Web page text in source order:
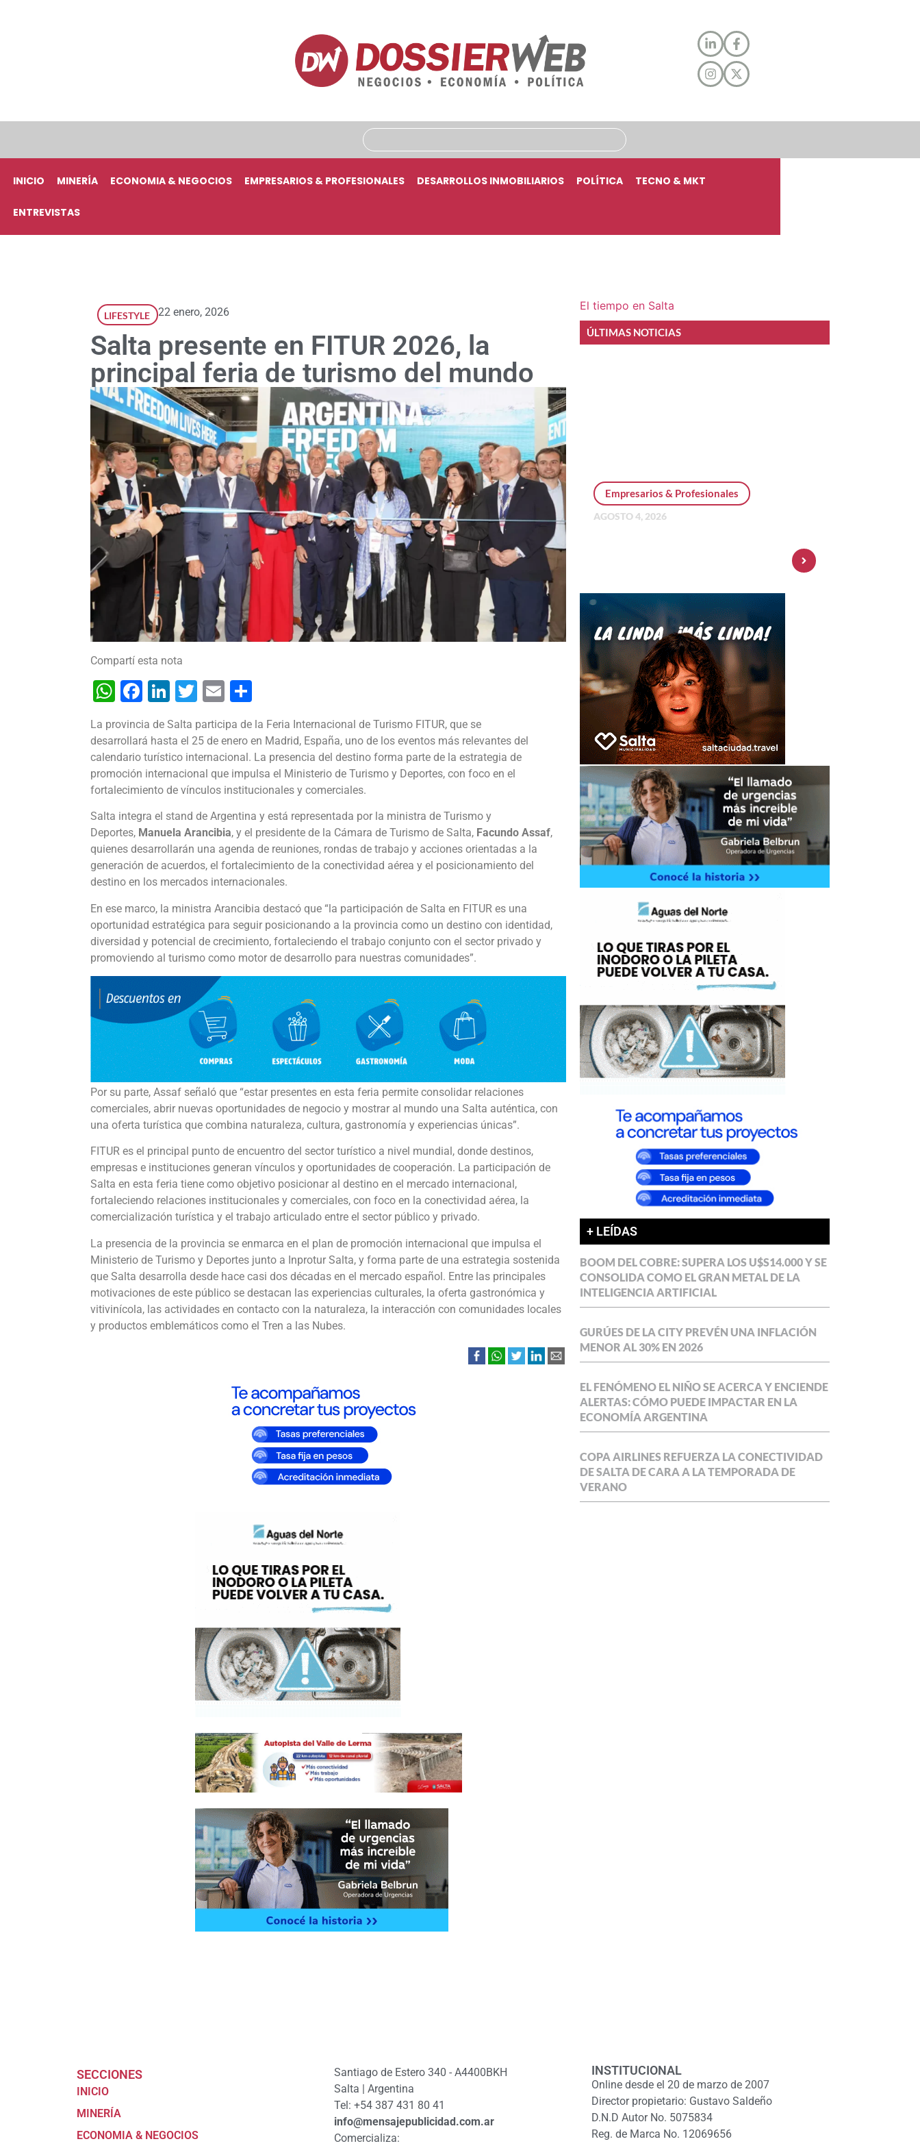
INICIO MINERÍA ECONOMIA & NEGOCIOS EMPRESARIOS & PROFESIONALES DESARROLLOS INMOBILIARIOS POLÍTICA TECNO & MKT
ENTREVISTAS
LIFESTYLE 22 enero, 2026
Salta presente en FITUR 2026, la
principal feria de turismo del mundo
Compartí esta nota
WhatsApp
Facebook
LinkedIn
Twitter
Email
La provincia de Salta participa de la Feria Internacional de Turismo FITUR, que se
desarrollará hasta el 25 de enero en Madrid, España, uno de los eventos más relevantes del
calendario turístico internacional. La presencia del destino forma parte de la estrategia de
promoción internacional que impulsa el Ministerio de Turismo y Deportes, con foco en el
fortalecimiento de vínculos institucionales y comerciales.
Salta integra el stand de Argentina y está representada por la ministra de Turismo y
Deportes, Manuela Arancibia, y el presidente de la Cámara de Turismo de Salta, Facundo Assaf,
quienes desarrollarán una agenda de reuniones, rondas de trabajo y acciones orientadas a la
generación de acuerdos, el fortalecimiento de la conectividad aérea y el posicionamiento del
destino en los mercados internacionales.
En ese marco, la ministra Arancibia destacó que “la participación de Salta en FITUR es una
oportunidad estratégica para seguir posicionando a la provincia como un destino con identidad,
diversidad y potencial de crecimiento, fortaleciendo el trabajo conjunto con el sector privado y
promoviendo al turismo como motor de desarrollo para nuestras comunidades”.
Por su parte, Assaf señaló que “estar presentes en esta feria permite consolidar relaciones
comerciales, abrir nuevas oportunidades de negocio y mostrar al mundo una Salta auténtica, con
una oferta turística que combina naturaleza, cultura, gastronomía y experiencias únicas”.
FITUR es el principal punto de encuentro del sector turístico a nivel mundial, donde destinos,
empresas e instituciones generan vínculos y oportunidades de cooperación. La participación de
Salta en esta feria tiene como objetivo posicionar al destino en el mercado internacional,
fortaleciendo relaciones institucionales y comerciales, con foco en la conectividad aérea, la
comercialización turística y el trabajo articulado entre el sector público y privado.
La presencia de la provincia se enmarca en el plan de promoción internacional que impulsa el
Ministerio de Turismo y Deportes junto a Inprotur Salta, y forma parte de una estrategia sostenida
que Salta desarrolla desde hace casi dos décadas en el mercado español. Entre las principales
motivaciones de este público se destacan las experiencias culturales, la oferta gastronómica y
vitivinícola, las actividades en contacto con la naturaleza, la interacción con comunidades locales
y productos emblemáticos como el Tren a las Nubes.
El tiempo en Salta
ÚLTIMAS NOTICIAS
Empresarios & Profesionales
AGOSTO 4, 2026
+ LEÍDAS
BOOM DEL COBRE: SUPERA LOS U$S14.000 Y SE
CONSOLIDA COMO EL GRAN METAL DE LA
INTELIGENCIA ARTIFICIAL
GURÚES DE LA CITY PREVÉN UNA INFLACIÓN
MENOR AL 30% EN 2026
EL FENÓMENO EL NIÑO SE ACERCA Y ENCIENDE
ALERTAS: CÓMO PUEDE IMPACTAR EN LA
ECONOMÍA ARGENTINA
COPA AIRLINES REFUERZA LA CONECTIVIDAD
DE SALTA DE CARA A LA TEMPORADA DE
VERANO
SECCIONES
INICIO
MINERÍA
ECONOMIA & NEGOCIOS
Santiago de Estero 340 - A4400BKH
Salta | Argentina
Tel: +54 387 431 80 41
info@mensajepublicidad.com.ar
Comercializa:
INSTITUCIONAL
Online desde el 20 de marzo de 2007
Director propietario: Gustavo Saldeño
D.N.D Autor No. 5075834
Reg. de Marca No. 12069656